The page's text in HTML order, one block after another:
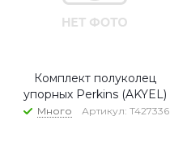
Комплект полуколец
упорных Perkins (AKYEL)
Много Артикул: T427336